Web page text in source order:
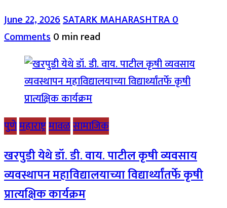
June 22, 2026SATARK MAHARASHTRA0
Comments0 min read
पुणेमहाराष्ट्रमावळसामाजिक
खरपुडी येथे डॉ. डी. वाय. पाटील कृषी व्यवसाय
व्यवस्थापन महाविद्यालयाच्या विद्यार्थ्यांतर्फे कृषी
प्रात्यक्षिक कार्यक्रम